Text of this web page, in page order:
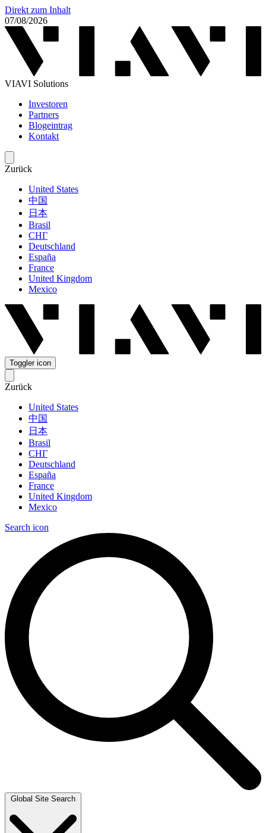
Direkt zum Inhalt
07/08/2026
VIAVI Solutions
Investoren
Partners
Blogeintrag
Kontakt
Zurück
United States
中国
日本
Brasil
СНГ
Deutschland
España
France
United Kingdom
Mexico
Toggler icon
Zurück
United States
中国
日本
Brasil
СНГ
Deutschland
España
France
United Kingdom
Mexico
Search icon
Global Site Search